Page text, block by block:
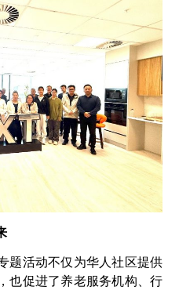
题活动不仅为华人社区提供
也促进了养老服务机构、行